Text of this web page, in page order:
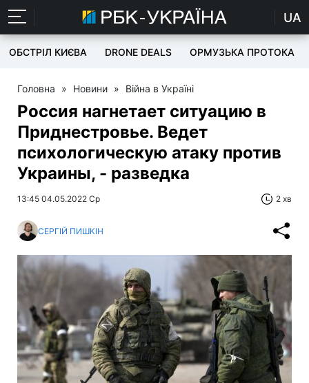
UA
ОБСТРІЛ КИЄВА DRONE DEALS ОРМУЗЬКА ПРОТОКА
Головна » Новини » Війна в Україні
Россия нагнетает ситуацию в
Приднестровье. Ведет
психологическую атаку против
Украины, - разведка
13:45 04.05.2022 Ср 2 хв
СЕРГІЙ ПИШКІН